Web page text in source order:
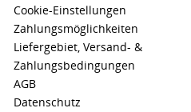
Cookie-Einstellungen
Zahlungsmöglichkeiten
Liefergebiet, Versand- &
Zahlungsbedingungen
AGB
Datenschutz